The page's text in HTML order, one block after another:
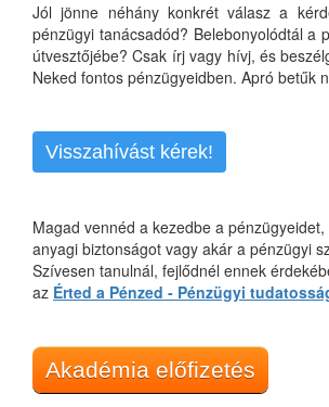
Jól jönne néhány konkrét válasz a
pénzügyi tanácsadód? Belebonyolódtál a
útvesztőjébe? Csak írj vagy hívj, és
Neked fontos pénzügyeidben. Apró betűk
Visszahívást kérek!
Magad vennéd a kezedbe a
anyagi biztonságot vagy akár a pénzügyi
Szívesen tanulnál, fejlődnél ennek
az Érted a Pénzed - Pénzügyi
Akadémia előfizetés